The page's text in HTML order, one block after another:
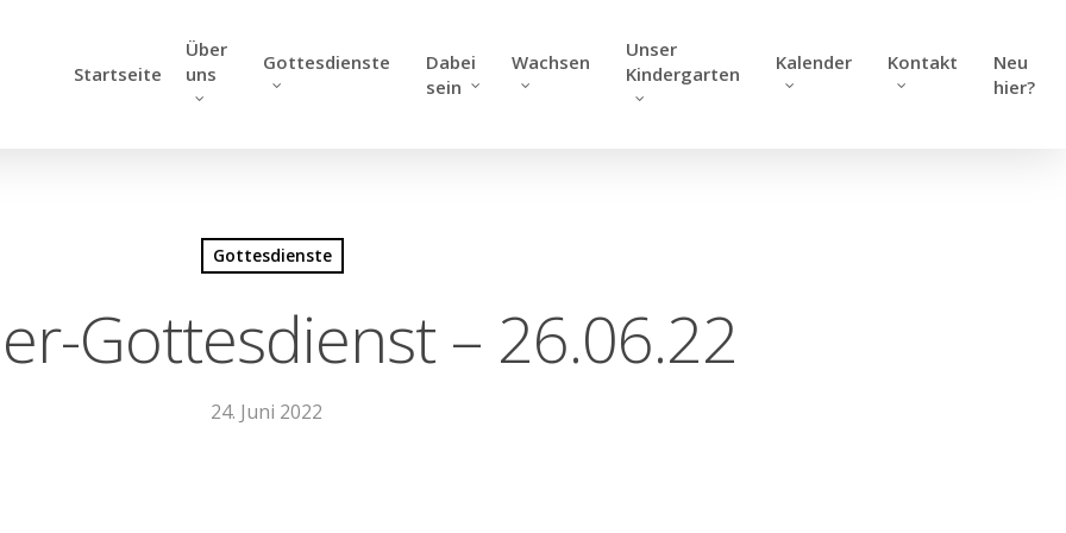
Startseite
Über
uns
Gottesdienste
Dabei
sein
Wachsen
Unser
Kindergarten
Kalender Kontakt
Neu
hier?
Gottesdienste
Gottesdienst – 26.06.22
24. Juni 2022